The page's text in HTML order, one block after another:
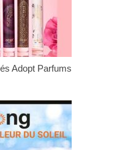
Adopt Parfums